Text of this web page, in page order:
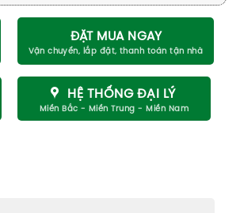
ĐẶT MUA NGAY
HỆ THỐNG ĐẠI LÝ